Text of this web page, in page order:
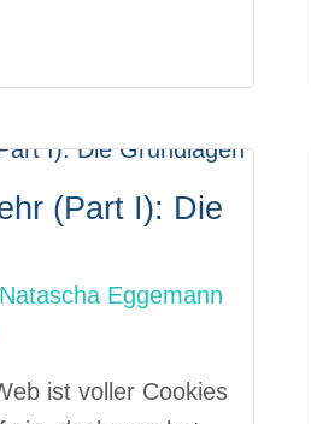
(Part I): Die
Natascha Eggemann
ist voller Cookies